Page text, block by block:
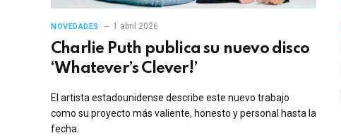
NOVEDADES 1 abril 2026
Charlie Puth publica su nuevo disco
‘Whatever’s Clever!’
El artista estadounidense describe este nuevo trabajo
como su proyecto más valiente, honesto y personal hasta la
fecha.